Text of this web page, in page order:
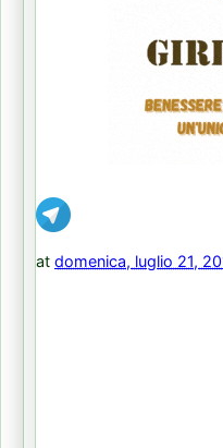
at domenica, luglio 21,